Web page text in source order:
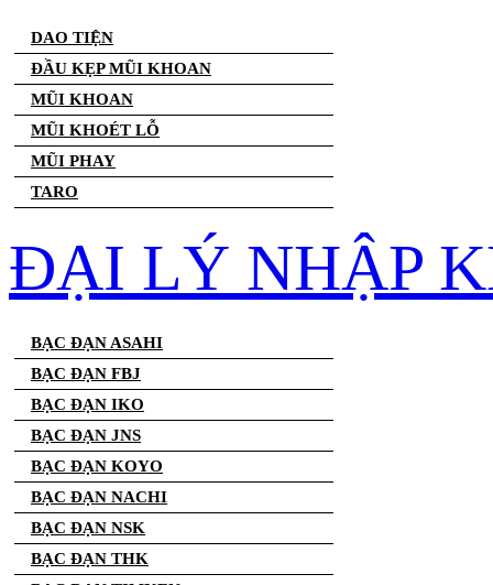
DAO TIỆN
ĐẦU KẸP MŨI KHOAN
MŨI KHOAN
MŨI KHOÉT LỖ
MŨI PHAY
TARO
ĐẠI LÝ NHẬP
BẠC ĐẠN ASAHI
BẠC ĐẠN FBJ
BẠC ĐẠN IKO
BẠC ĐẠN JNS
BẠC ĐẠN KOYO
BẠC ĐẠN NACHI
BẠC ĐẠN NSK
BẠC ĐẠN THK